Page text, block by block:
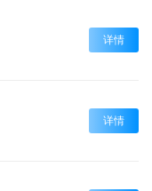
详情
详情